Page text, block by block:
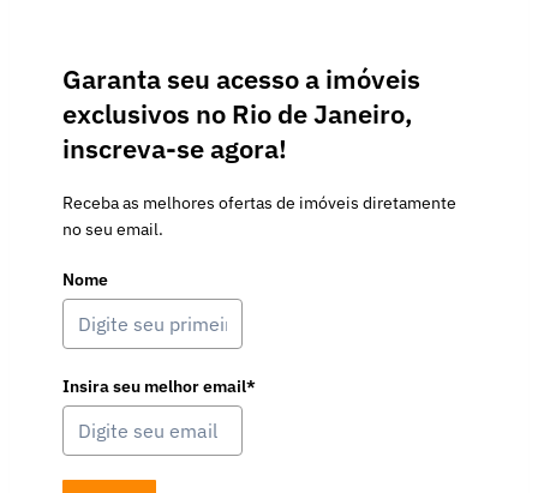
Garanta seu acesso a imóveis
exclusivos no Rio de Janeiro,
inscreva-se agora!
Receba as melhores ofertas de imóveis diretamente
no seu email.
Nome
Insira seu melhor email*